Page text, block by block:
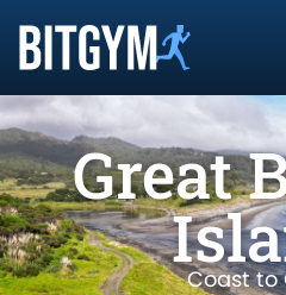
Great
Coast to